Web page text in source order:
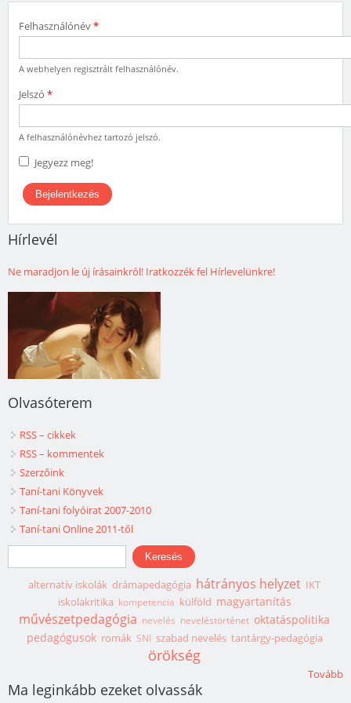
Felhasználónév*
A webhelyen regisztrált felhasználónév.
Jelszó *
A felhasználónévhez tartozó jelszó.
Jegyezz meg!
Hírlevél
Ne maradjon le új írásainkról! Iratkozzék fel Hírlevelünkre!
Olvasóterem
RSS – cikkek
RSS – kommentek
Szerzőink
Taní-tani Könyvek
Taní-tani folyóirat 2007-2010
Taní-tani Online 2011-től
Keresés űrlap
Keresés
alternatív iskolák drámapedagógia hátrányos helyzet IKT
iskolakritika kompetencia külföld magyartanítás
művészetpedagógia nevelés neveléstörténet oktatáspolitika
pedagógusok romák SNI szabad nevelés tantárgy-pedagógia
örökség
Tovább
Ma leginkább ezeket olvassák